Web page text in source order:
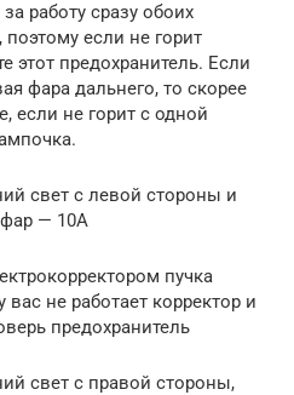
работу сразу обоих
если не горит
этот предохранитель. Если
фара дальнего, то скорее
если не горит с одной
свет с левой стороны и
— 10A
пучка
вас не работает корректор и
предохранитель
свет с правой стороны,